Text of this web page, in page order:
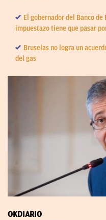
El gobernador del Banco de
impuestazo tiene que pasar
Bruselas no logra un
del gas
OKDIARIO